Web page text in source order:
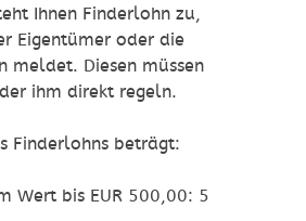
Ihnen Finderlohn zu,
Eigentümer oder die
meldet. Diesen müssen
ihm direkt regeln.
Finderlohns beträgt:
Wert bis EUR 500,00: 5